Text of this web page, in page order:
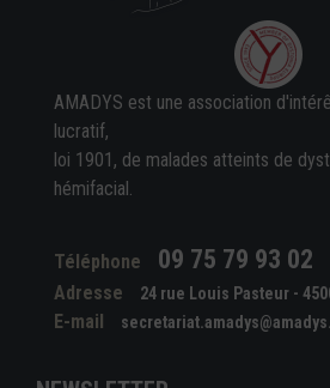
AMADYS est une association
lucratif,
loi 1901, de malades atteints de
hémifacial.
Téléphone 09 75 79 93 02
Adresse 24 rue Louis Pasteur -
E-mail